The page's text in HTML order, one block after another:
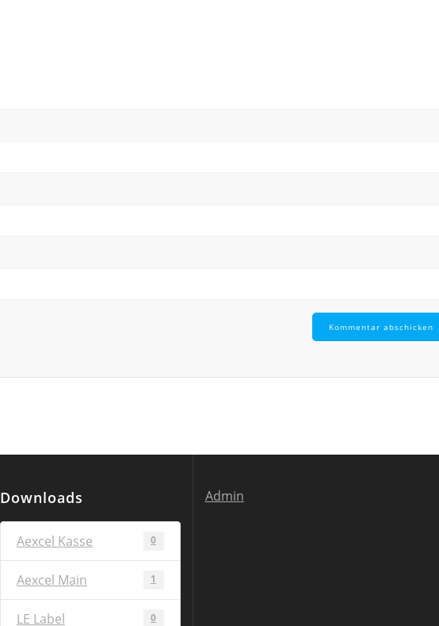
Downloads
Aexcel Kasse 0
Aexcel Main 1
LE Label 0
Admin